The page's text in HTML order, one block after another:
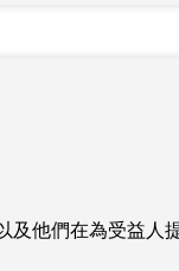
及他們在為受益人